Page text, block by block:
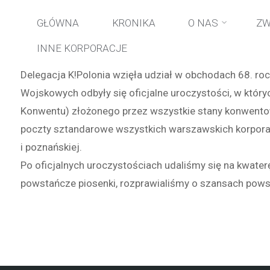
Przejdź
do
treści
GŁÓWNA KRONIKA O NAS
INNE KORPORACJE
Delegacja K!Polonia wzięła udział w obchodach 68.
Wojskowych odbyły się oficjalne uroczystości, w
Konwentu) złożonego przez wszystkie stany
poczty sztandarowe wszystkich warszawskich
i poznańskiej.
Po oficjalnych uroczystościach udaliśmy się na
powstańcze piosenki, rozprawialiśmy o szansach